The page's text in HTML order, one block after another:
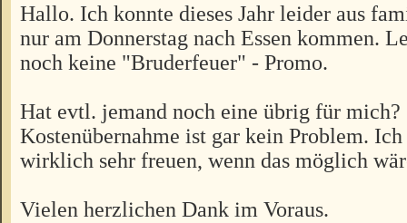
Hallo. Ich konnte dieses Jahr leider aus
nur am Donnerstag nach Essen kommen.
noch keine "Bruderfeuer" - Promo.
Hat evtl. jemand noch eine übrig für mich?
Kostenübernahme ist gar kein Problem.
wirklich sehr freuen, wenn das möglich
Vielen herzlichen Dank im Voraus.